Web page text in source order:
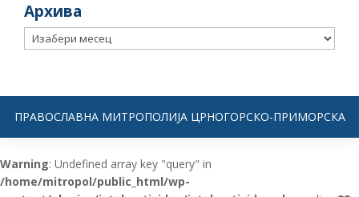
Архива
Архива
ПРАВОСЛАВНА МИТРОПОЛИЈА ЦРНОГОРСКО-ПРИМОРСКА
Warning: Undefined array key "query" in
/home/mitropol/public_html/wp-